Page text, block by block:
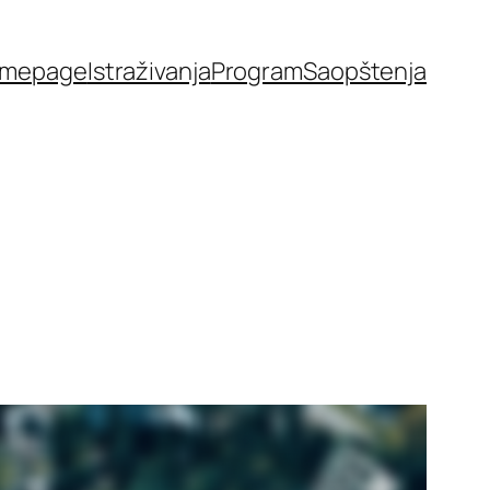
IstraživanjaProgramSaopštenja